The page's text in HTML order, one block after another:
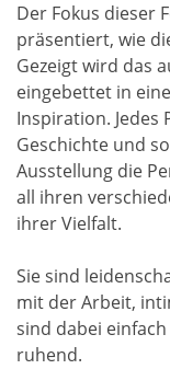
Der Fokus dieser
präsentiert, wie
Gezeigt wird das
eingebettet in
Inspiration.
Geschichte und
Ausstellung die
all ihren
ihrer Vielfalt.
Sie sind
mit der Arbeit,
sind dabei
ruhend.